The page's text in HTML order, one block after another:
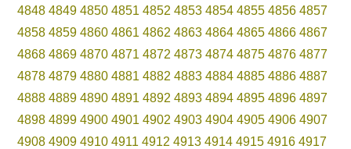
4848 4849 4850 4851 4852 4853 4854 4855 4856 4857
4858 4859 4860 4861 4862 4863 4864 4865 4866 4867
4868 4869 4870 4871 4872 4873 4874 4875 4876 4877
4878 4879 4880 4881 4882 4883 4884 4885 4886 4887
4888 4889 4890 4891 4892 4893 4894 4895 4896 4897
4898 4899 4900 4901 4902 4903 4904 4905 4906 4907
4908 4909 4910 4911 4912 4913 4914 4915 4916 4917